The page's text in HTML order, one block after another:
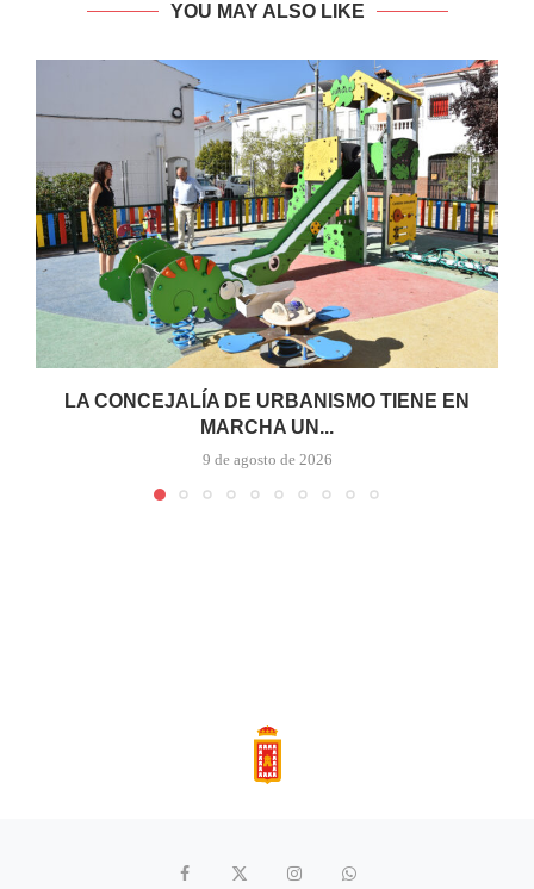
YOU MAY ALSO LIKE
LA CONCEJALÍA DE URBANISMO TIENE EN
MARCHA UN...
9 de agosto de 2026